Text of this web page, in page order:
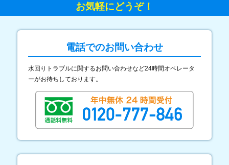
お気軽にどうぞ！
電話でのお問い合わせ
水回りトラブルに関するお問い合わせなど24時間オペレータ
ーがお待ちしております。